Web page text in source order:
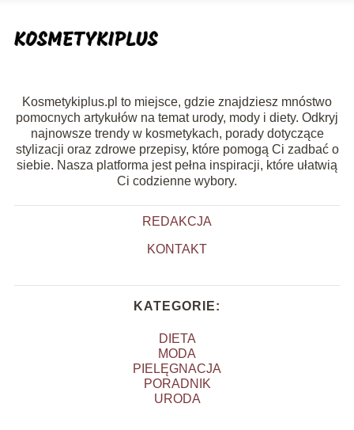
Kosmetykiplus.pl to miejsce, gdzie znajdziesz mnóstwo
pomocnych artykułów na temat urody, mody i diety. Odkryj
najnowsze trendy w kosmetykach, porady dotyczące
stylizacji oraz zdrowe przepisy, które pomogą Ci zadbać o
siebie. Nasza platforma jest pełna inspiracji, które ułatwią
Ci codzienne wybory.
REDAKCJA
KONTAKT
KATEGORIE:
DIETA
MODA
PIELĘGNACJA
PORADNIK
URODA